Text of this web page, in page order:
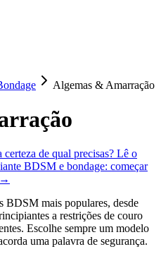
Algemas & Amarração
certeza de qual precisas? Lê o
BDSM e bondage: começar
→
BDSM mais populares, desde
a restrições de couro
Escolhe sempre um modelo
uma palavra de segurança.